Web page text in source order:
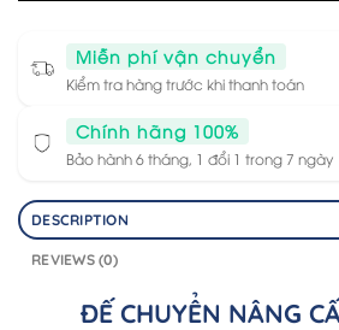
Miễn phí vận chuyển
Kiểm tra hàng trước khi thanh toán
Chính hãng 100%
Bảo hành 6 tháng, 1 đổi 1 trong 7 ngày
DESCRIPTION
REVIEWS (0)
ĐẾ CHUYỂN NÂNG